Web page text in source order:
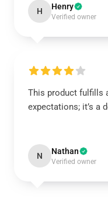
H Henry
Verified owner
This product fulfills
expectations; it’s a
N Nathan
Verified owner